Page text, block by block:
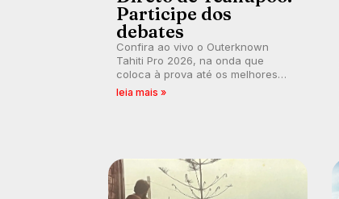
Participe dos
debates
Confira ao vivo o Outerknown
Tahiti Pro 2026, na onda que
coloca à prova até os melhores
surfistas do mundo. E participe dos
leia mais »